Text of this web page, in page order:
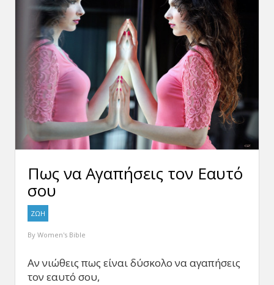
Πως να Αγαπήσεις τον Εαυτό
σου
ΖΩΗ
By Women's Bible
Αν νιώθεις πως είναι δύσκολο να αγαπήσεις
τον εαυτό σου,